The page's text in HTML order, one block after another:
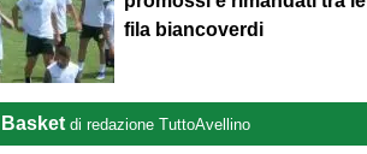
fila biancoverdi
Basket di redazione TuttoAvellino